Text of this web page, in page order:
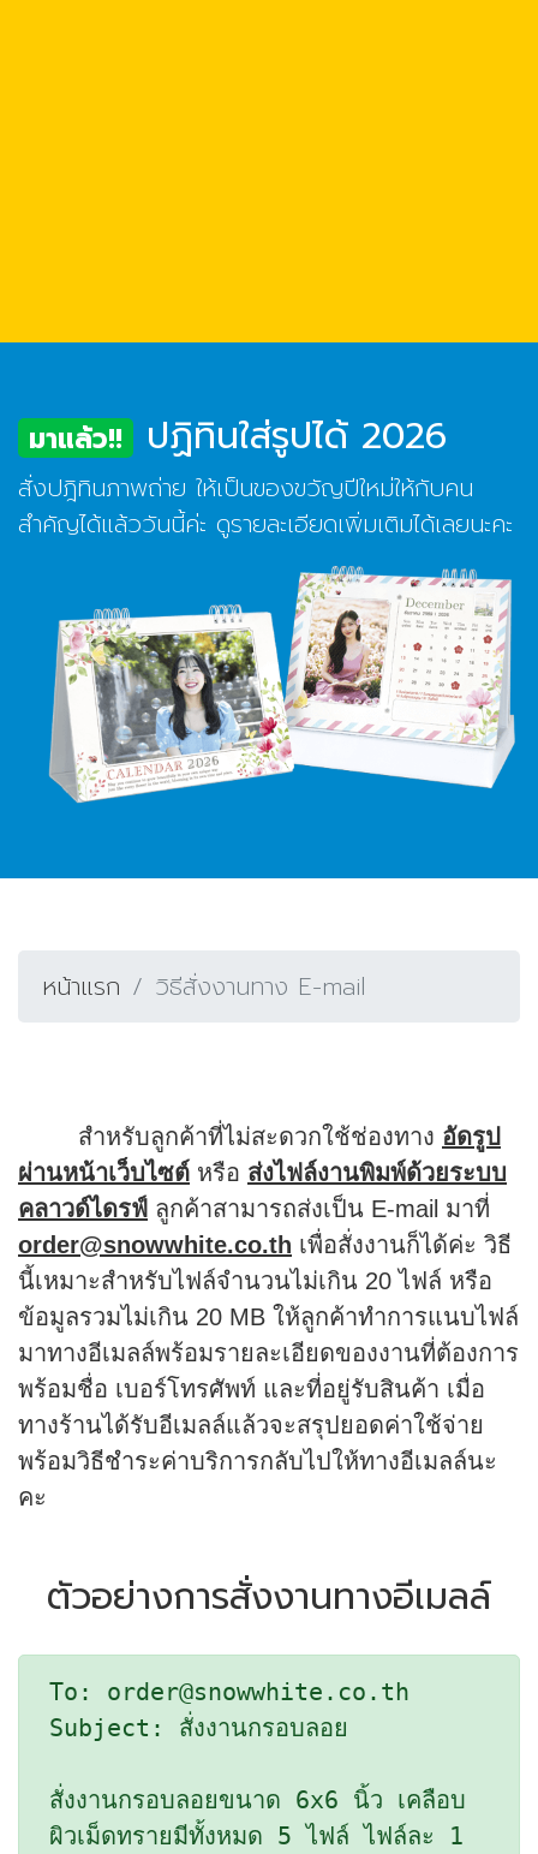
มาแล้ว!! ปฏิทินใส่รูปได้ 2026
สั่งปฎิทินภาพถ่าย ให้เป็นของขวัญปีใหม่ให้กับคน
สำคัญได้แล้ววันนี้ค่ะ ดูรายละเอียดเพิ่มเติมได้เลยนะคะ
หน้าแรก วิธีสั่งงานทาง E-mail
สำหรับลูกค้าที่ไม่สะดวกใช้ช่องทาง อัดรูป
ผ่านหน้าเว็บไซต์ หรือ ส่งไฟล์งานพิมพ์ด้วยระบบ
คลาวด์ไดรฟ์ ลูกค้าสามารถส่งเป็น E-mail มาที่
order@snowwhite.co.th เพื่อสั่งงานก็ได้ค่ะ วิธี
นี้เหมาะสำหรับไฟล์จำนวนไม่เกิน 20 ไฟล์ หรือ
ข้อมูลรวมไม่เกิน 20 MB ให้ลูกค้าทำการแนบไฟล์
มาทางอีเมลล์พร้อมรายละเอียดของงานที่ต้องการ
พร้อมชื่อ เบอร์โทรศัพท์ และที่อยู่รับสินค้า เมื่อ
ทางร้านได้รับอีเมลล์แล้วจะสรุปยอดค่าใช้จ่าย
พร้อมวิธีชำระค่าบริการกลับไปให้ทางอีเมลล์นะ
คะ
ตัวอย่างการสั่งงานทางอีเมลล์
To: order@snowwhite.co.th
Subject: สั่งงานกรอบลอย
สั่งงานกรอบลอยขนาด 6x6 นิ้ว เคลือบ
ผิวเม็ดทรายมีทั้งหมด 5 ไฟล์ ไฟล์ละ 1